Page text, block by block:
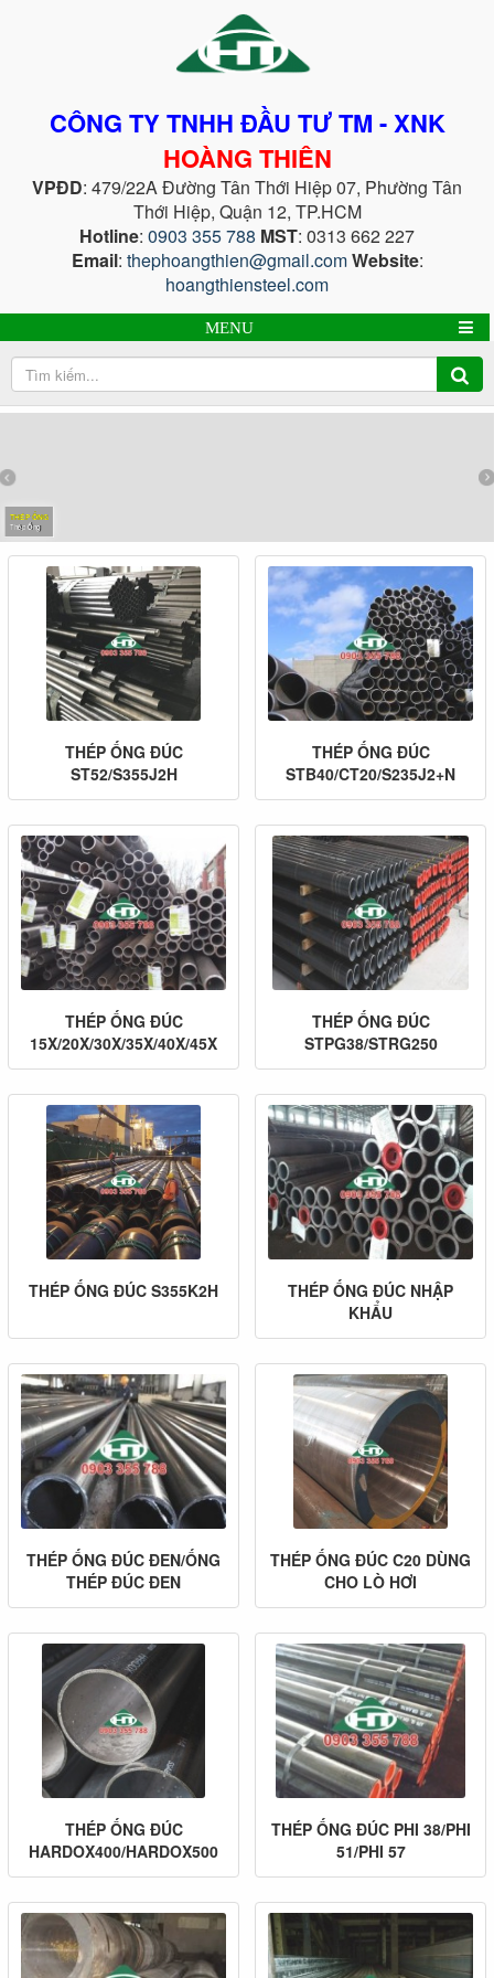
CÔNG TY TNHH ĐẦU TƯ TM - XNK
HOÀNG THIÊN
VPĐD: 479/22A Đường Tân Thới Hiệp 07, Phường Tân
Thới Hiệp, Quận 12, TP.HCM
Hotline: 0903 355 788 MST: 0313 662 227
Email: thephoangthien@gmail.comWebsite:
hoangthiensteel.com
MENU
THÉP ỐNG ĐÚC
ST52/S355J2H
THÉP ỐNG ĐÚC
STB40/CT20/S235J2+N
THÉP ỐNG ĐÚC
15X/20X/30X/35X/40X/45X
THÉP ỐNG ĐÚC
STPG38/STRG250
THÉP ỐNG ĐÚC S355K2H
THÉP ỐNG ĐÚC NHẬP
KHẨU
THÉP ỐNG ĐÚC ĐEN/ỐNG
THÉP ĐÚC ĐEN
THÉP ỐNG ĐÚC C20 DÙNG
CHO LÒ HƠI
THÉP ỐNG ĐÚC
HARDOX400/HARDOX500
THÉP ỐNG ĐÚC PHI 38/PHI
51/PHI 57